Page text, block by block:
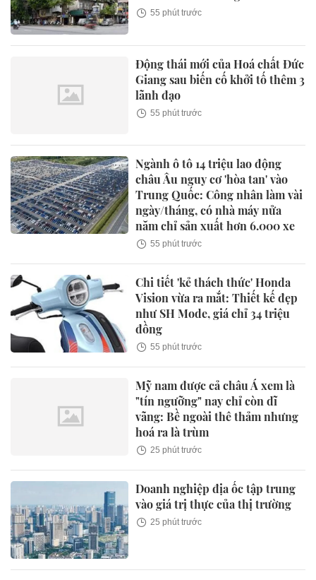
55 phút trước
Động thái mới của Hoá chất Đức
Giang sau biến cố khởi tố thêm 3
lãnh đạo
55 phút trước
Ngành ô tô 14 triệu lao động
châu Âu nguy cơ 'hòa tan' vào
Trung Quốc: Công nhân làm vài
ngày/tháng, có nhà máy nửa
năm chỉ sản xuất hơn 6.000 xe
55 phút trước
Chi tiết 'kẻ thách thức' Honda
Vision vừa ra mắt: Thiết kế đẹp
như SH Mode, giá chỉ 34 triệu
đồng
55 phút trước
Mỹ nam được cả châu Á xem là
"tín ngưỡng" nay chỉ còn dĩ
vãng: Bề ngoài thê thảm nhưng
hoá ra là trùm
25 phút trước
Doanh nghiệp địa ốc tập trung
vào giá trị thực của thị trường
25 phút trước